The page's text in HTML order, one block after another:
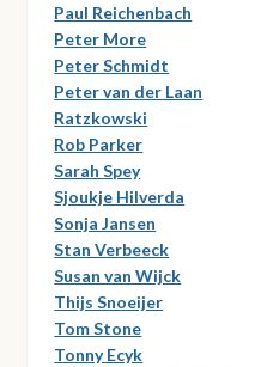
Paul Reichenbach
Peter More
Peter Schmidt
Peter van der Laan
Ratzkowski
Rob Parker
Sarah Spey
Sjoukje Hilverda
Sonja Jansen
Stan Verbeeck
Susan van Wijck
Thijs Snoeijer
Tom Stone
Tonny Ecyk